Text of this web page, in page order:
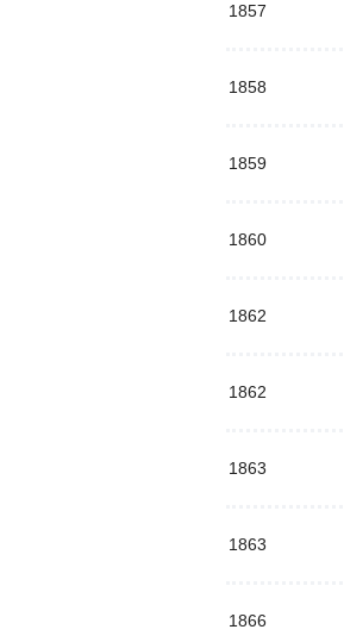
1857
1858
1859
1860
1862
1862
1863
1863
1866